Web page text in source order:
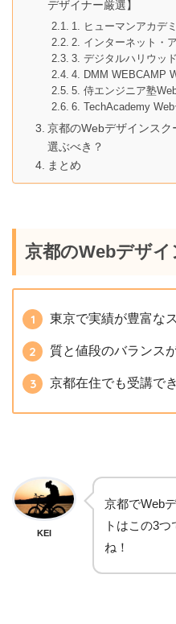
デザイナー厳選】
1. ヒューマンアカデ
2. インターネット・
3. デジタルハリウッ
4. DMM WEBCAMP
5. 侍エンジニア塾
6. TechAcademy
京都のWebデザインス
選ぶべき？
まとめ
京都のWebデザ
東京で実績が豊富な
質と値段のバランス
京都在住でも受講で
KEI
京都でWeb
トはこの3
ね！